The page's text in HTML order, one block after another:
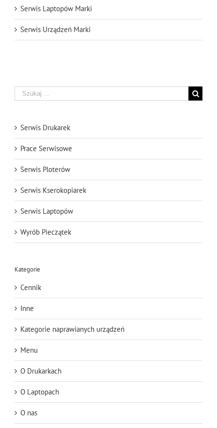
Szukaj
Serwis Drukarek
Prace Serwisowe
Serwis Ploterów
Serwis Kserokopiarek
Serwis Laptopów
Wyrób Pieczątek
Kategorie
Cennik
Inne
Kategorie naprawianych urządzeń
Menu
O Drukarkach
O Laptopach
O nas
Serwis Laptopów Marki
Serwis Urządzeń Marki